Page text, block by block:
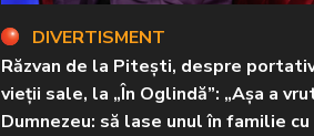
DIVERTISMENT
Răzvan de la Pitești, despre
vieții sale, la „În Oglindă”: „Așa a
Dumnezeu: să lase unul în familie cu